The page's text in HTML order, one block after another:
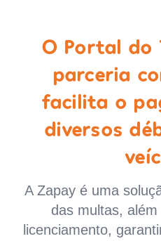
O Portal do
parceria
facilita o
diversos
A Zapay é uma
das multas,
licenciamento,